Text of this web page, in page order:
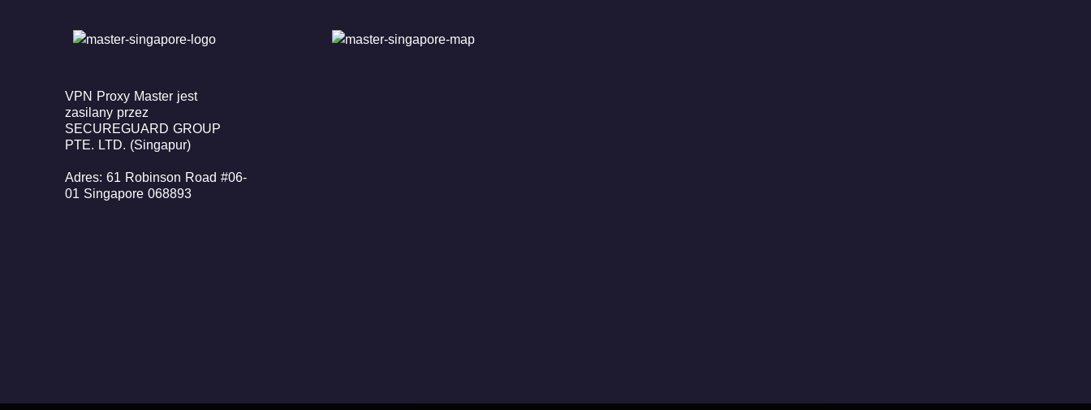
VPN Proxy Master jest
zasilany przez
SECUREGUARD GROUP
PTE. LTD. (Singapur)
Adres: 61 Robinson Road #06-
01 Singapore 068893